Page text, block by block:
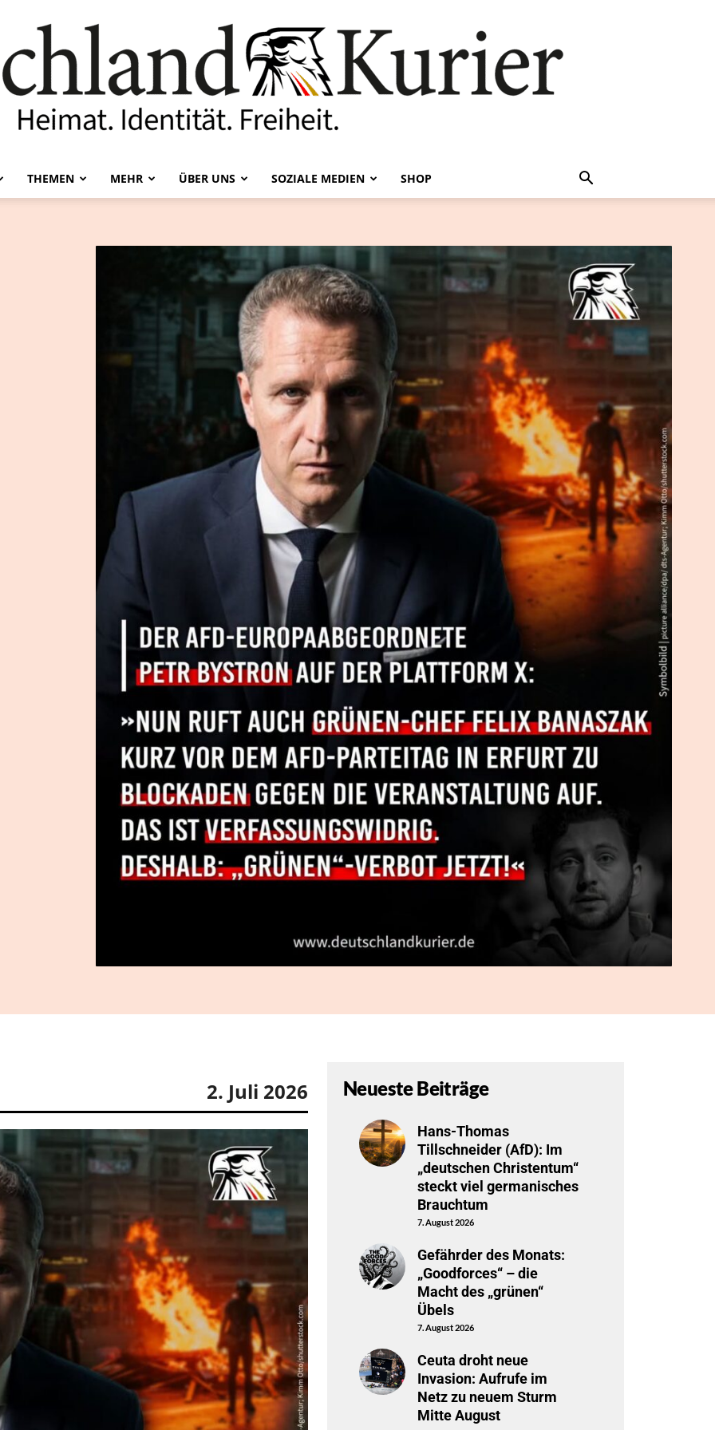
Kurier
THEMEN MEHR ÜBER UNS SOZIALE MEDIEN SHOP
2. Juli 2026 Neueste Beiträge
Hans-Thomas
Tillschneider (AfD): Im
„deutschen Christentum“
steckt viel germanisches
Brauchtum
7. August 2026
Gefährder des Monats:
„Goodforces“ – die
Macht des „grünen“
Übels
7. August 2026
Ceuta droht neue
Invasion: Aufrufe im
Netz zu neuem Sturm
Mitte August